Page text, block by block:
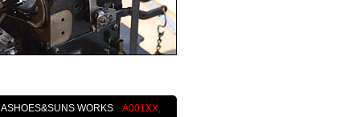
ASHOES&SUNS WORKS A001XX,